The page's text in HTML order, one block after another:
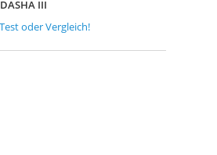
III
oder Vergleich!